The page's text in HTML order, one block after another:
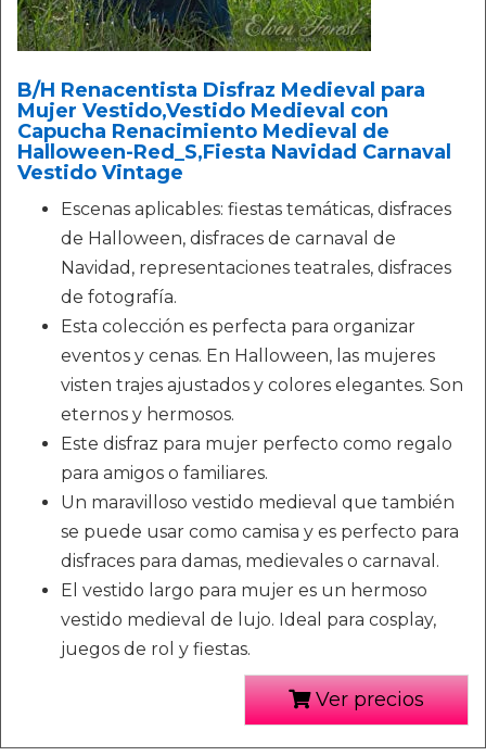
B/H Renacentista Disfraz Medieval para
Mujer Vestido,Vestido Medieval con
Capucha Renacimiento Medieval de
Halloween-Red_S,Fiesta Navidad Carnaval
Vestido Vintage
Escenas aplicables: fiestas temáticas, disfraces
de Halloween, disfraces de carnaval de
Navidad, representaciones teatrales, disfraces
de fotografía.
Esta colección es perfecta para organizar
eventos y cenas. En Halloween, las mujeres
visten trajes ajustados y colores elegantes. Son
eternos y hermosos.
Este disfraz para mujer perfecto como regalo
para amigos o familiares.
Un maravilloso vestido medieval que también
se puede usar como camisa y es perfecto para
disfraces para damas, medievales o carnaval.
El vestido largo para mujer es un hermoso
vestido medieval de lujo. Ideal para cosplay,
juegos de rol y fiestas.
Ver precios